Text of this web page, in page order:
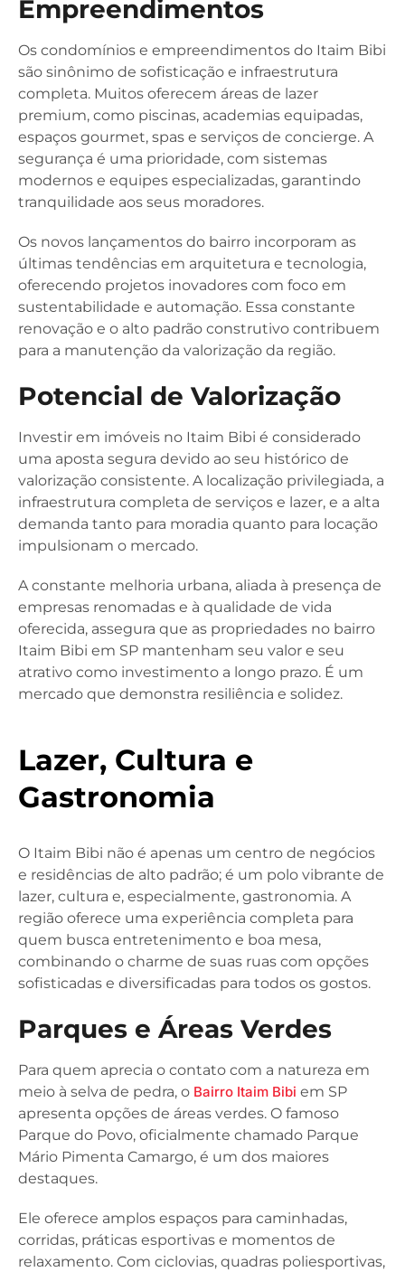
Empreendimentos
Os condomínios e empreendimentos do Itaim Bibi
são sinônimo de sofisticação e infraestrutura
completa. Muitos oferecem áreas de lazer
premium, como piscinas, academias equipadas,
espaços gourmet, spas e serviços de concierge. A
segurança é uma prioridade, com sistemas
modernos e equipes especializadas, garantindo
tranquilidade aos seus moradores.
Os novos lançamentos do bairro incorporam as
últimas tendências em arquitetura e tecnologia,
oferecendo projetos inovadores com foco em
sustentabilidade e automação. Essa constante
renovação e o alto padrão construtivo contribuem
para a manutenção da valorização da região.
Potencial de Valorização
Investir em imóveis no Itaim Bibi é considerado
uma aposta segura devido ao seu histórico de
valorização consistente. A localização privilegiada, a
infraestrutura completa de serviços e lazer, e a alta
demanda tanto para moradia quanto para locação
impulsionam o mercado.
A constante melhoria urbana, aliada à presença de
empresas renomadas e à qualidade de vida
oferecida, assegura que as propriedades no bairro
Itaim Bibi em SP mantenham seu valor e seu
atrativo como investimento a longo prazo. É um
mercado que demonstra resiliência e solidez.
Lazer, Cultura e
Gastronomia
O Itaim Bibi não é apenas um centro de negócios
e residências de alto padrão; é um polo vibrante de
lazer, cultura e, especialmente, gastronomia. A
região oferece uma experiência completa para
quem busca entretenimento e boa mesa,
combinando o charme de suas ruas com opções
sofisticadas e diversificadas para todos os gostos.
Parques e Áreas Verdes
Para quem aprecia o contato com a natureza em
meio à selva de pedra, o Bairro Itaim Bibi em SP
apresenta opções de áreas verdes. O famoso
Parque do Povo, oficialmente chamado Parque
Mário Pimenta Camargo, é um dos maiores
destaques.
Ele oferece amplos espaços para caminhadas,
corridas, práticas esportivas e momentos de
relaxamento. Com ciclovias, quadras poliesportivas,